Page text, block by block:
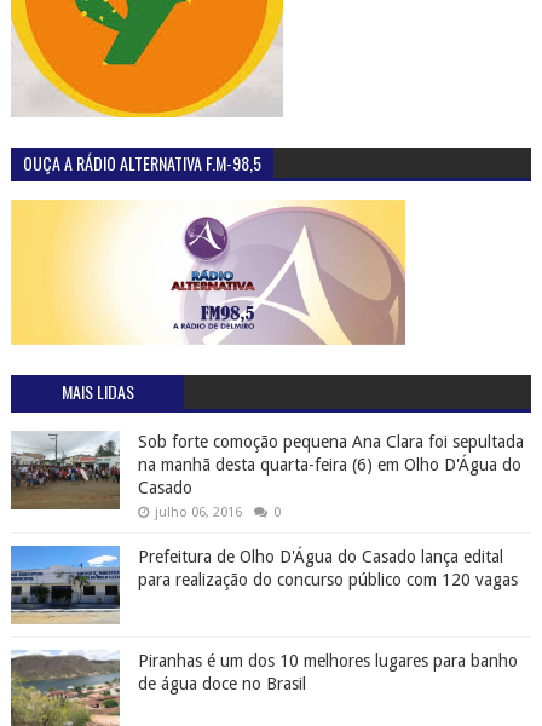
OUÇA A RÁDIO ALTERNATIVA F.M-98,5
MAIS LIDAS
Sob forte comoção pequena Ana Clara foi sepultada
na manhã desta quarta-feira (6) em Olho D'Água do
Casado
julho 06, 2016 0
Prefeitura de Olho D'Água do Casado lança edital
para realização do concurso público com 120 vagas
Piranhas é um dos 10 melhores lugares para banho
de água doce no Brasil